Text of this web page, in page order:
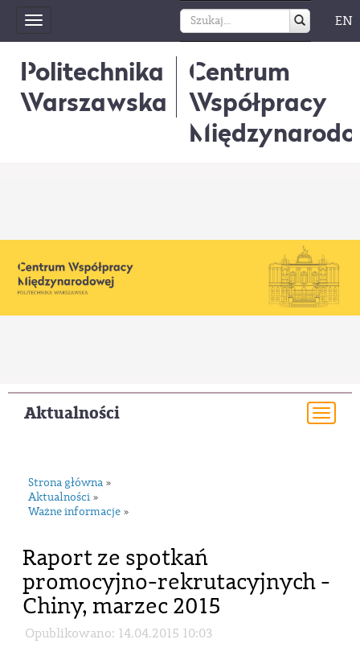
Toggle
navigation
EN
Politechnika
Warszawska
Centrum
Współpracy
Aktualności
Strona główna »
Aktualności »
Ważne informacje »
Raport ze spotkań
promocyjno-rekrutacyjnych -
Chiny, marzec 2015
Opublikowano: 14.04.2015 10:03